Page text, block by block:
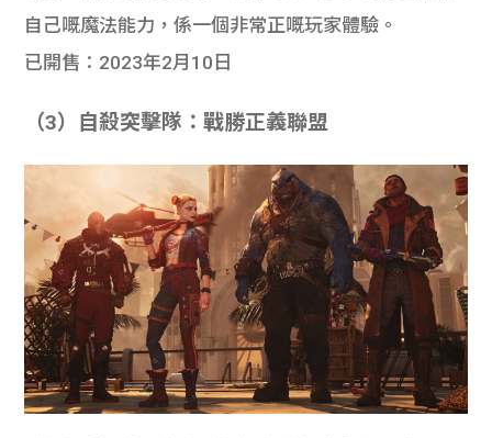
自己嘅魔法能力，係一個非常正嘅玩家體驗。
已開售：2023年2月10日
（3）自殺突擊隊：戰勝正義聯盟